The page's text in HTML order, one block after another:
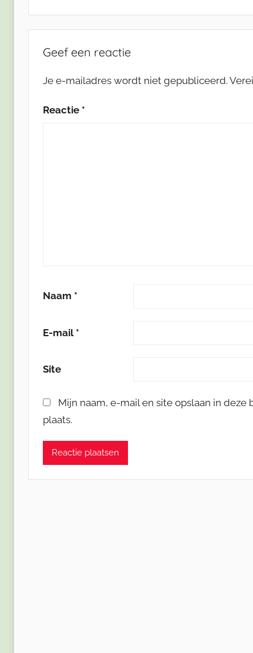
Geef een reactie
Je e-mailadres wordt niet gepubliceerd.
Reactie *
Naam *
E-mail *
Site
Mijn naam, e-mail en site opslaan in
plaats.